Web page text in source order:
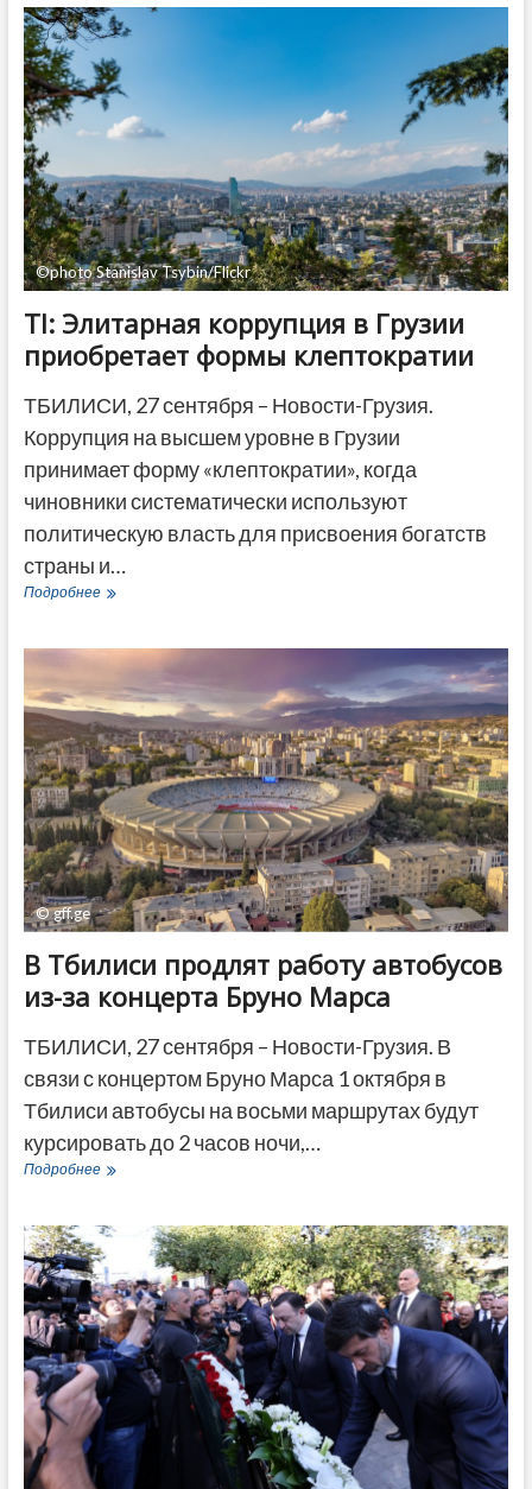
с
1
октября
начнет
действовать
еще
на
локациях
в
Тбилиси
©photo Stanislav Tsybin/Flickr
TI: Элитарная коррупция в Грузии
приобретает формы клептократии
ТБИЛИСИ, 27 сентября – Новости-Грузия.
Коррупция на высшем уровне в Грузии
принимает форму «клептократии», когда
чиновники систематически используют
политическую власть для присвоения богатств
страны и…
ПодробнееTI:
приобретает
формы
клептократии
© gff.ge
В Тбилиси продлят работу автобусов
из-за концерта Бруно Марса
ТБИЛИСИ, 27 сентября – Новости-Грузия. В
связи с концертом Бруно Марса 1 октября в
Тбилиси автобусы на восьми маршрутах будут
курсировать до 2 часов ночи,…
ПодробнееВ
работу
автобусов
из-
за
концерта
Бруно
Марса